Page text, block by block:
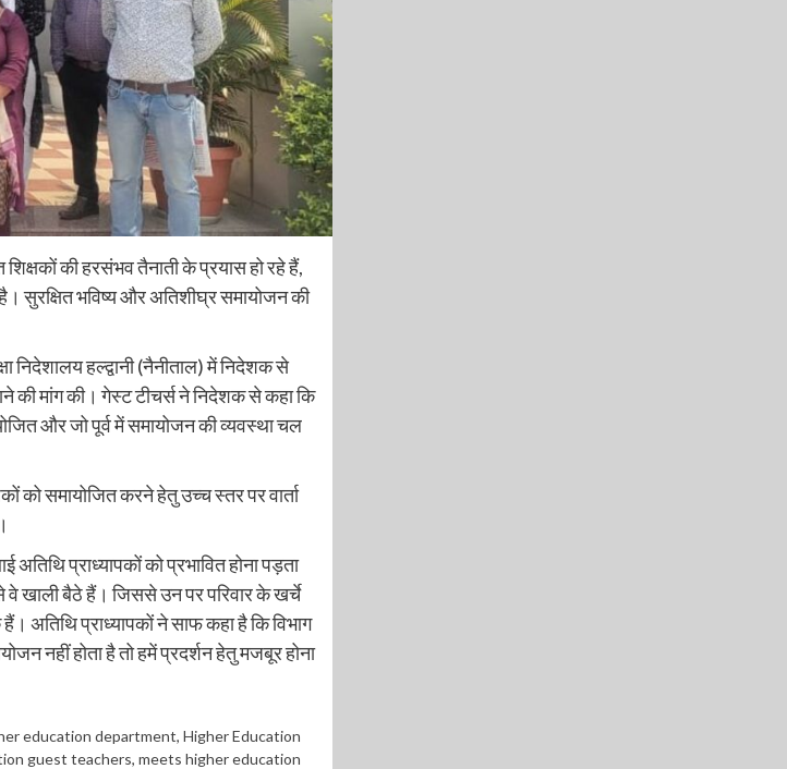
की हरसंभव तैनाती के प्रयास हो रहे हैं,
सुरक्षित भविष्य और अतिशीघ्र समायोजन की
निदेशालय हल्द्वानी (नैनीताल) में निदेशक से
की मांग की। गेस्ट टीचर्स ने निदेशक से कहा कि
और जो पूर्व में समायोजन की व्यवस्था चल
को समायोजित करने हेतु उच्च स्तर पर वार्ता
प्राध्यापकों को प्रभावित होना पड़ता
खाली बैठे हैं। जिससे उन पर परिवार के खर्चे
अतिथि प्राध्यापकों ने साफ कहा है कि विभाग
नहीं होता है तो हमें प्रदर्शन हेतु मजबूर होना
education department, Higher Education
guest teachers, meets higher education